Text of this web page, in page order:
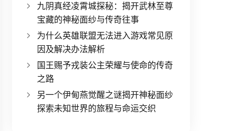
九阴真经凌霄城探秘：揭开武林至尊
宝藏的神秘面纱与传奇往事
为什么英雄联盟无法进入游戏常见原
因及解决办法解析
国王赐予戎装公主荣耀与使命的传奇
之路
另一个伊甸燕觉醒之谜揭开神秘面纱
探索未知世界的旅程与命运交织